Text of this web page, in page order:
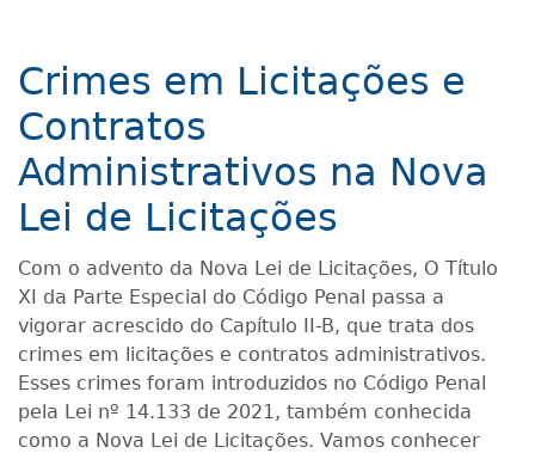
Crimes em Licitações e
Contratos
Administrativos na Nova
Lei de Licitações
Com o advento da Nova Lei de Licitações, O Título
XI da Parte Especial do Código Penal passa a
vigorar acrescido do Capítulo II-B, que trata dos
crimes em licitações e contratos administrativos.
Esses crimes foram introduzidos no Código Penal
pela Lei nº 14.133 de 2021, também conhecida
como a Nova Lei de Licitações. Vamos conhecer